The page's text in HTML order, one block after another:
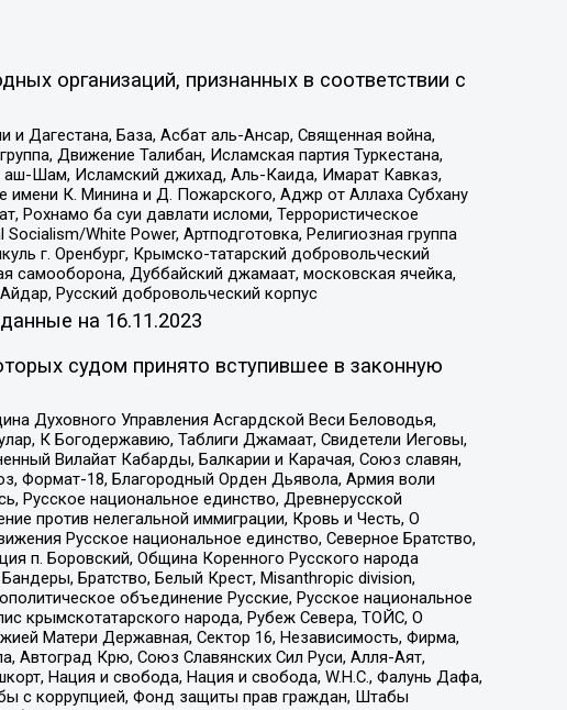
организаций, признанных в соответствии с
Дагестана, База, Асбат аль-Ансар, Священная война,
Движение Талибан, Исламская партия Туркестана,
Шам, Исламский джихад, Аль-Каида, Имарат Кавказ,
К. Минина и Д. Пожарского, Аджр от Аллаха Субхану
Рохнамо ба суи давлати исломи, Террористическое
White Power, Артподготовка, Религиозная группа
г. Оренбург, Крымско-татарский добровольческий
самооборона, Дуббайский джамаат, московская ячейка,
Русский добровольческий корпус
данные на 16.11.2023
судом принято вступившее в законную
Духовного Управления Асгардской Веси Беловодья,
К Богодержавию, Таблиги Джамаат, Свидетели Иеговы,
Вилайат Кабарды, Балкарии и Карачая, Союз славян,
Формат-18, Благородный Орден Дьявола, Армия воли
Русское национальное единство, Древнерусской
против нелегальной иммиграции, Кровь и Честь, О
Русское национальное единство, Северное Братство,
п. Боровский, Община Коренного Русского народа
Братство, Белый Крест, Misanthropic division,
объединение Русские, Русское национальное
крымскотатарского народа, Рубеж Севера, ТОЙС, О
Матери Державная, Сектор 16, Независимость, Фирма,
Автоград Крю, Союз Славянских Сил Руси, Алля-Аят,
Нация и свобода, Нация и свобода, W.H.С., Фалунь Дафа,
с коррупцией, Фонд защиты прав граждан, Штабы